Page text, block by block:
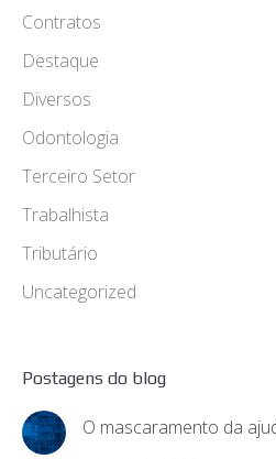
Contratos
Destaque
Diversos
Odontologia
Terceiro Setor
Trabalhista
Tributário
Uncategorized
Postagens do blog
O mascaramento da